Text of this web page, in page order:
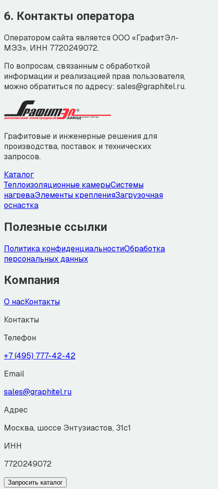
6. Контакты оператора
Оператором сайта является ООО «ГрафитЭл-
МЭЗ», ИНН 7720249072.
По вопросам, связанным с обработкой
информации и реализацией прав пользователя,
можно обратиться по адресу: sales@graphitel.ru.
Графитовые и инженерные решения для
производства, поставок и технических
запросов.
Каталог
Теплоизоляционные камерыСистемы
нагреваЭлементы крепленияЗагрузочная
оснастка
Полезные ссылки
Политика конфиденциальностиОбработка
персональных данных
Компания
О насКонтакты
Контакты
Телефон
+7 (495) 777-42-42
Email
sales@graphitel.ru
Адрес
Москва, шоссе Энтузиастов, 31с1
ИНН
7720249072
Запросить каталог